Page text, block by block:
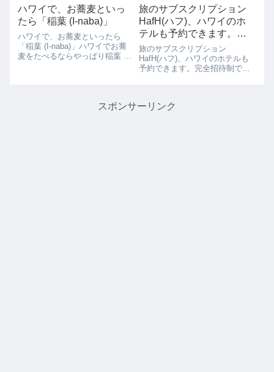
ハワイで、お蕎麦といっ
たら「稲葉 (I-naba)」
ハワイで、お蕎麦といったら
「稲葉 (I-naba)」ハワイでお蕎
麦をたべるならやっぱり稲葉 (I-
送しているそうです、ハワ...
旅のサブスクリプション
HafH(ハフ)、ハワイのホ
テルも予約できます。完
全招待制で会員募集再開
旅のサブスクリプション
HafH(ハフ)、ハワイのホテルも
予約できます。完全招待制で会
ク大賞2021のホテルのサブスク
スポンサーリンク